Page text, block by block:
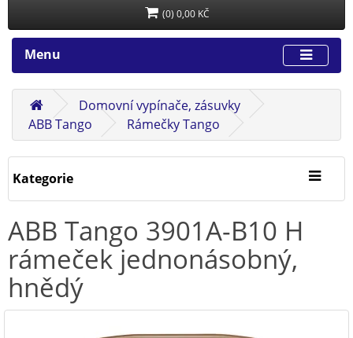
(0) 0,00 KČ
Menu
Domovní vypínače, zásuvky
ABB Tango
Rámečky Tango
Kategorie
ABB Tango 3901A-B10 H
rámeček jednonásobný,
hnědý